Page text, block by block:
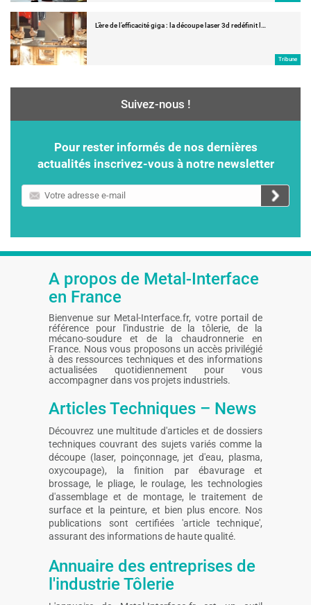
L’ère de l’efficacité giga : la découpe laser 3d redéfinit l…
Tribune
Suivez-nous !
Pour rester informés de nos dernières
actualités inscrivez-vous à notre newsletter
Votre
adresse
A propos de Metal-Interface
en France
Bienvenue sur Metal-Interface.fr, votre portail de
référence pour l'industrie de la tôlerie, de la
mécano-soudure et de la chaudronnerie en
France. Nous vous proposons un accès privilégié
à des ressources techniques et des informations
actualisées quotidiennement pour vous
accompagner dans vos projets industriels.
Articles Techniques – News
Découvrez une multitude d'articles et de dossiers
techniques couvrant des sujets variés comme la
découpe (laser, poinçonnage, jet d'eau, plasma,
oxycoupage), la finition par ébavurage et
brossage, le pliage, le roulage, les technologies
d'assemblage et de montage, le traitement de
surface et la peinture, et bien plus encore. Nos
publications sont certifiées 'article technique',
assurant des informations de haute qualité.
Annuaire des entreprises de
l'industrie Tôlerie